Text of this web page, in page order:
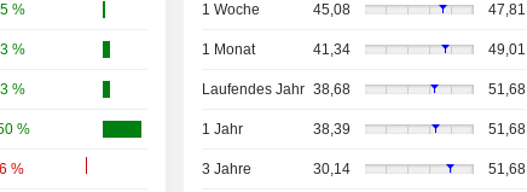
%
%
%
%
%
1 Woche 45,08 47,81
1 Monat 41,34 49,01
Laufendes Jahr 38,68 51,68
1 Jahr 38,39 51,68
3 Jahre 30,14 51,68